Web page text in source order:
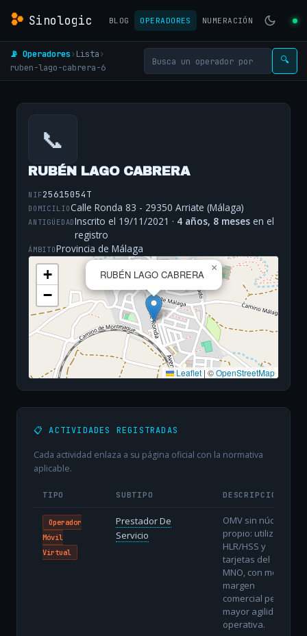
Sinologic BLOG OPERADORES NUMERACIÓN
📡 Operadores› Lista›
ruben-lago-cabrera-6
🔍
📞
RUBÉN LAGO CABRERA
NIF25615054T
DOMICILIOCalle Ronda 83 - 29350 Arriate (Málaga)
ANTIGÜEDADInscrito el 19/11/2021 · 4 años, 8 meses en el
registro
ÁMBITOProvincia de Málaga
RUBÉN LAGO CABRERA
×
+
−
Leaflet | ©OpenStreetMap
📋 ACTIVIDADES REGISTRADAS
Cada actividad enlaza a su página oficial con la normativa
aplicable.
TIPO SUBTIPO DESCRIPCIÓN
Operador
Móvil
Virtual
Prestador De
Servicio
OMV sin núcleo
propio: utiliza
HLR/HSS y
tarjetas del
MNO, con menor
margen
comercial pero
mayor agilidad
operativa.